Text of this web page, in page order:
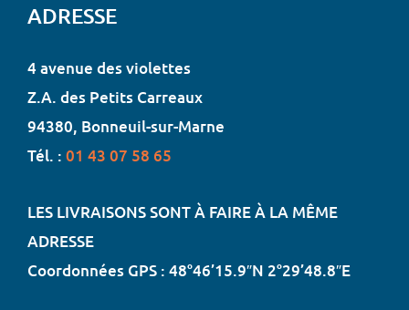
ADRESSE
4 avenue des violettes
Z.A. des Petits Carreaux
94380, Bonneuil-sur-Marne
Tél. : 01 43 07 58 65
LES LIVRAISONS SONT À FAIRE À LA MÊME
ADRESSE
Coordonnées GPS : 48°46’15.9″N 2°29’48.8″E